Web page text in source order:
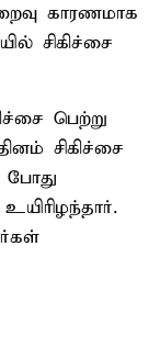
காரணமாக
சிகிச்சை
பெற்று
சிகிச்சை
போது